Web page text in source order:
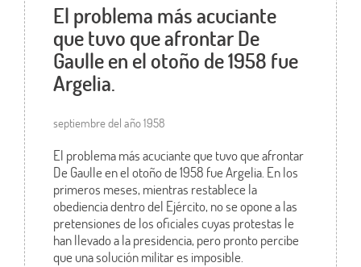
El problema más acuciante
que tuvo que afrontar De
Gaulle en el otoño de 1958 fue
Argelia.
septiembre del año 1958
El problema más acuciante que tuvo que afrontar
De Gaulle en el otoño de 1958 fue Argelia. En los
primeros meses, mientras restablece la
obediencia dentro del Ejército, no se opone a las
pretensiones de los oficiales cuyas protestas le
han llevado a la presidencia, pero pronto percibe
que una solución militar es imposible.